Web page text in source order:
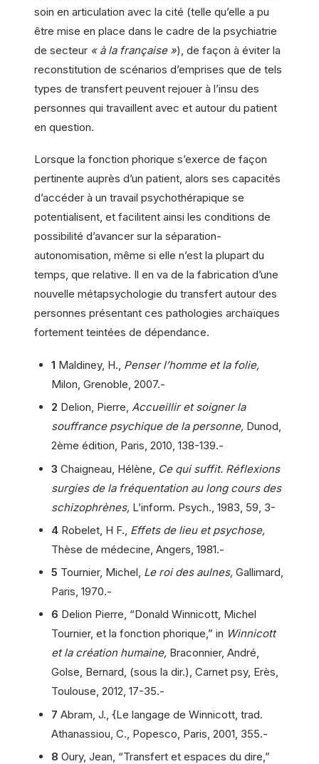
soin en articulation avec la cité (telle qu’elle a pu
être mise en place dans le cadre de la psychiatrie
de secteur « à la française »), de façon à éviter la
reconstitution de scénarios d’emprises que de tels
types de transfert peuvent rejouer à l’insu des
personnes qui travaillent avec et autour du patient
en question.
Lorsque la fonction phorique s’exerce de façon
pertinente auprès d’un patient, alors ses capacités
d’accéder à un travail psychothérapique se
potentialisent, et facilitent ainsi les conditions de
possibilité d’avancer sur la séparation-
autonomisation, même si elle n’est la plupart du
temps, que relative. Il en va de la fabrication d’une
nouvelle métapsychologie du transfert autour des
personnes présentant ces pathologies archaïques
fortement teintées de dépendance.
1 Maldiney, H., Penser l’homme et la folie,
Milon, Grenoble, 2007.-
2 Delion, Pierre, Accueillir et soigner la
souffrance psychique de la personne, Dunod,
2ème édition, Paris, 2010, 138-139.-
3 Chaigneau, Hélène, Ce qui suffit. Réflexions
surgies de la fréquentation au long cours des
schizophrènes, L’inform. Psych., 1983, 59, 3-
4 Robelet, H F., Effets de lieu et psychose,
Thèse de médecine, Angers, 1981.-
5 Tournier, Michel, Le roi des aulnes, Gallimard,
Paris, 1970.-
6 Delion Pierre, “Donald Winnicott, Michel
Tournier, et la fonction phorique,” in Winnicott
et la création humaine, Braconnier, André,
Golse, Bernard, (sous la dir.), Carnet psy, Erès,
Toulouse, 2012, 17-35.-
7 Abram, J., {Le langage de Winnicott, trad.
Athanassiou, C., Popesco, Paris, 2001, 355.-
8 Oury, Jean, “Transfert et espaces du dire,”